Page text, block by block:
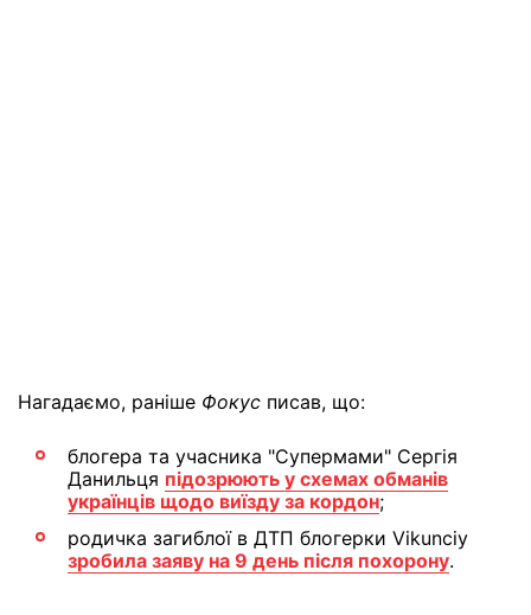
Нагадаємо, раніше Фокус писав, що:
блогера та учасника "Супермами" Сергія
Данильця підозрюють у схемах обманів
українців щодо виїзду за кордон;
родичка загиблої в ДТП блогерки Vikunciy
зробила заяву на 9 день після похорону.